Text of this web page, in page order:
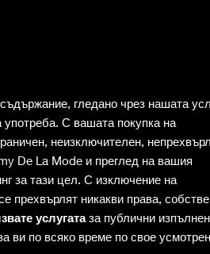
гледано чрез нашата
С вашата покупка на
неизключителен,
De La Mode и преглед на вашия
за тази цел. С изключение на
прехвърлят никакви права,
услугатаза публични
ви по всяко време по свое